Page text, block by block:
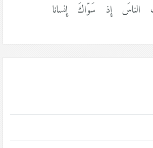
إِذ سَوّاكَ إِنسانا